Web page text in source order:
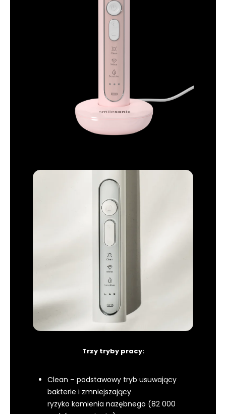
Trzy tryby pracy:
Clean – podstawowy tryb usuwający
bakterie i zmniejszający
ryzyko kamienia nazębnego (82 000